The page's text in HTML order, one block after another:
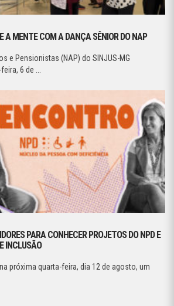
A MENTE COM A DANÇA SÊNIOR DO NAP
e Pensionistas (NAP) do SINJUS-MG
6 de ...
PARA CONHECER PROJETOS DO NPD E
INCLUSÃO
próxima quarta-feira, dia 12 de agosto, um